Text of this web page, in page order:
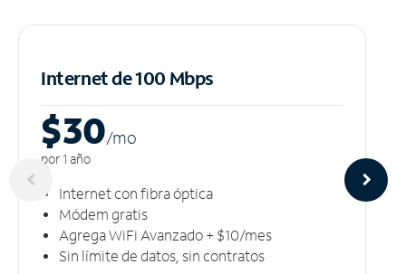
Internet de 100 Mbps
$30/mo
por 1 año
Internet con fibra óptica
Módem gratis
Agrega WiFi Avanzado + $10/mes
Sin límite de datos, sin contratos